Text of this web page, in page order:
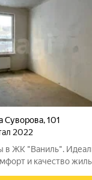
Суворова,101
2022
в ЖК "Ваниль".
и качество